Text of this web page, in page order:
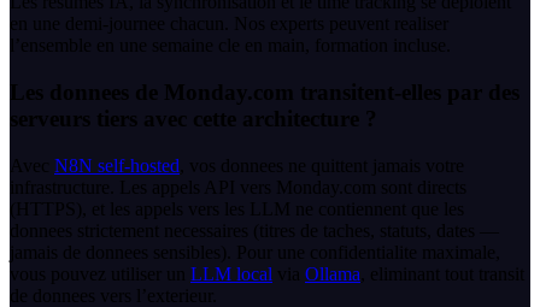
en une demi-journee chacun. Nos experts peuvent realiser
l’ensemble en une semaine cle en main, formation incluse.
Les donnees de Monday.com transitent-elles par des
serveurs tiers avec cette architecture ?
Avec N8N self-hosted , vos donnees ne quittent jamais votre
infrastructure. Les appels API vers Monday.com sont directs
(HTTPS), et les appels vers les LLM ne contiennent que les
donnees strictement necessaires (titres de taches, statuts, dates —
jamais de donnees sensibles). Pour une confidentialite maximale,
vous pouvez utiliser un LLM local via Ollama , eliminant tout transit
de donnees vers l’exterieur.